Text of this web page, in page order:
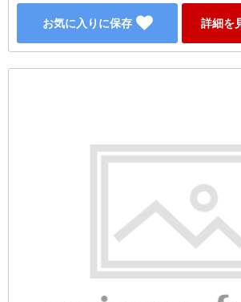
お気に入りに保存 詳細を